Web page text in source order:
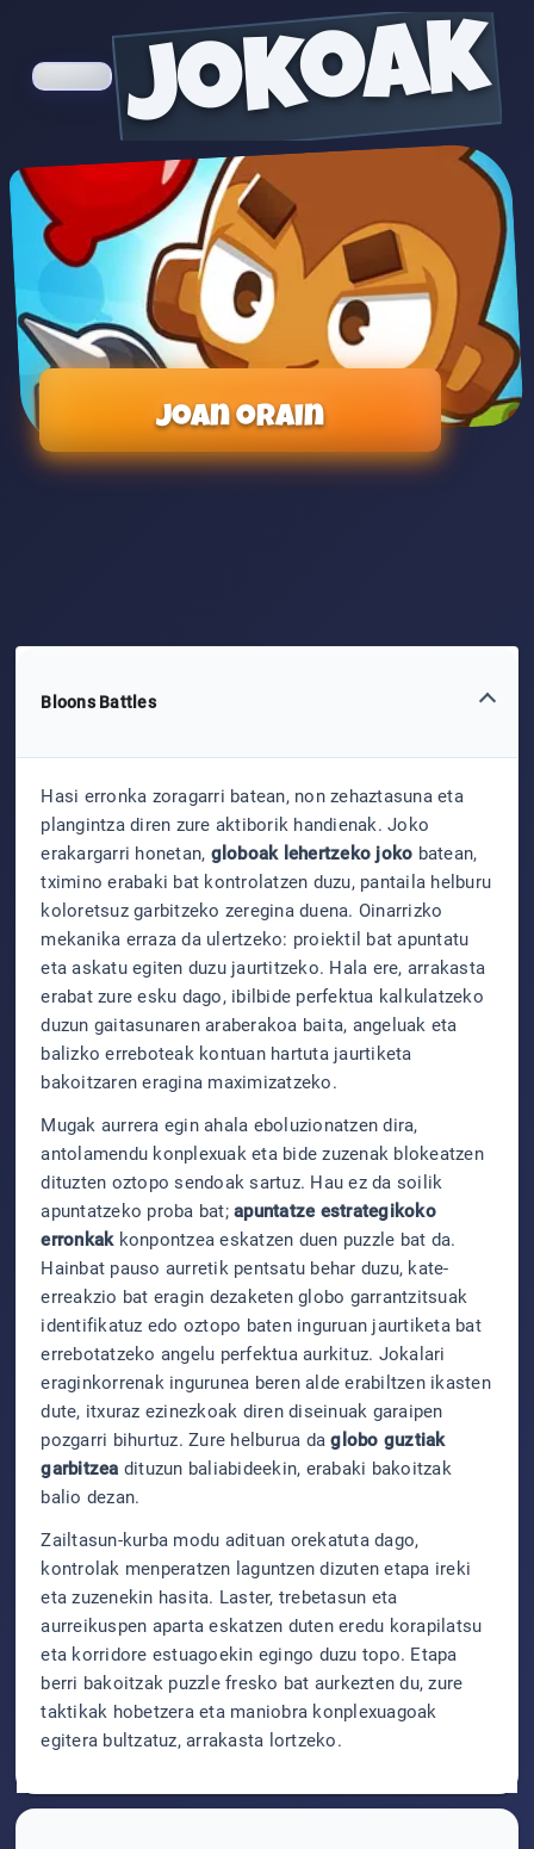
jokoak
Joan orain
Bloons Battles
Hasi erronka zoragarri batean, non zehaztasuna eta
plangintza diren zure aktiborik handienak. Joko
erakargarri honetan, globoak lehertzeko joko batean,
tximino erabaki bat kontrolatzen duzu, pantaila helburu
koloretsuz garbitzeko zeregina duena. Oinarrizko
mekanika erraza da ulertzeko: proiektil bat apuntatu
eta askatu egiten duzu jaurtitzeko. Hala ere, arrakasta
erabat zure esku dago, ibilbide perfektua kalkulatzeko
duzun gaitasunaren araberakoa baita, angeluak eta
balizko erreboteak kontuan hartuta jaurtiketa
bakoitzaren eragina maximizatzeko.
Mugak aurrera egin ahala eboluzionatzen dira,
antolamendu konplexuak eta bide zuzenak blokeatzen
dituzten oztopo sendoak sartuz. Hau ez da soilik
apuntatzeko proba bat;apuntatze estrategikoko
erronkakkonpontzea eskatzen duen puzzle bat da.
Hainbat pauso aurretik pentsatu behar duzu, kate-
erreakzio bat eragin dezaketen globo garrantzitsuak
identifikatuz edo oztopo baten inguruan jaurtiketa bat
errebotatzeko angelu perfektua aurkituz. Jokalari
eraginkorrenak ingurunea beren alde erabiltzen ikasten
dute, itxuraz ezinezkoak diren diseinuak garaipen
pozgarri bihurtuz. Zure helburua daglobo guztiak
garbitzea dituzun baliabideekin, erabaki bakoitzak
balio dezan.
Zailtasun-kurba modu adituan orekatuta dago,
kontrolak menperatzen laguntzen dizuten etapa ireki
eta zuzenekin hasita. Laster, trebetasun eta
aurreikuspen aparta eskatzen duten eredu korapilatsu
eta korridore estuagoekin egingo duzu topo. Etapa
berri bakoitzak puzzle fresko bat aurkezten du, zure
taktikak hobetzera eta maniobra konplexuagoak
egitera bultzatuz, arrakasta lortzeko.